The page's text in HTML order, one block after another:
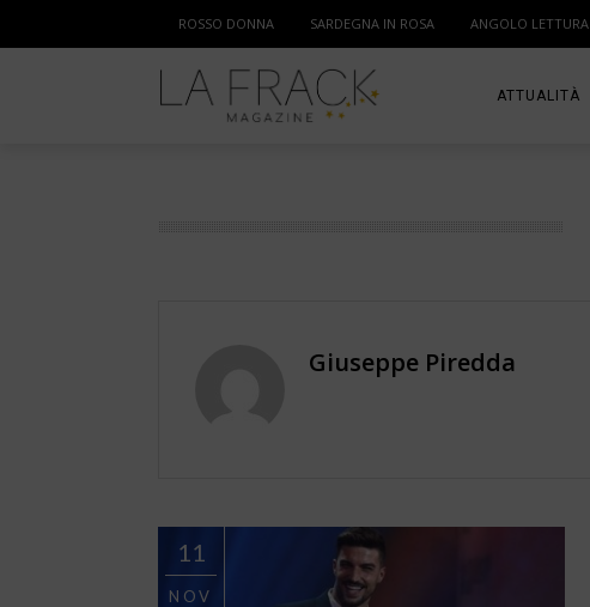
ROSSO DONNA SARDEGNA IN ROSA ANGOLO LETTURA
ATTUALITÀ
Giuseppe Piredda
11
NOV